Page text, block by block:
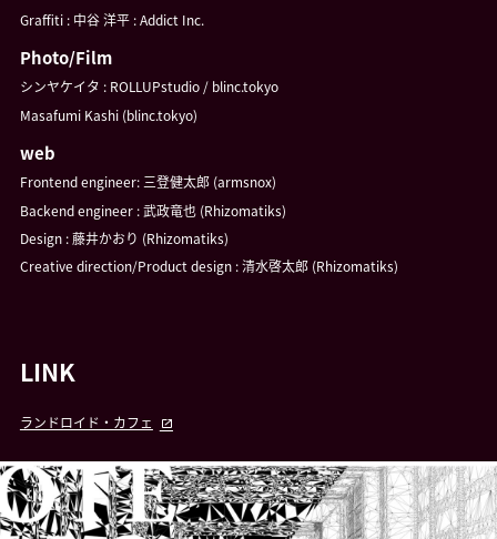
Graffiti : 中谷 洋平 : Addict Inc.
Photo/Film
シンヤケイタ : ROLLUPstudio / blinc.tokyo
Masafumi Kashi (blinc.tokyo)
web
Frontend engineer: 三登健太郎 (armsnox)
Backend engineer : 武政竜也 (Rhizomatiks)
Design : 藤井かおり (Rhizomatiks)
Creative direction/Product design : 清水啓太郎 (Rhizomatiks)
LINK
ランドロイド・カフェ